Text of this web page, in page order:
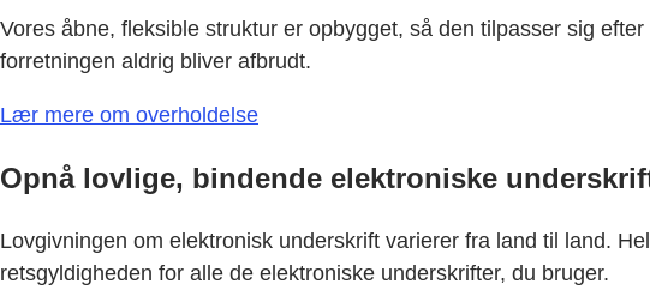
Vores åbne, fleksible struktur er opbygget, så den tilpasser sig
forretningen aldrig bliver afbrudt.
Lær mere om overholdelse
Opnå lovlige, bindende elektroniske
Lovgivningen om elektronisk underskrift varierer fra land til land.
retsgyldigheden for alle de elektroniske underskrifter, du bruger.